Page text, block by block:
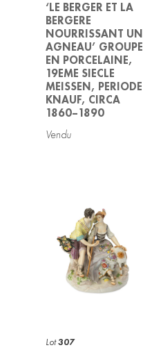
‘LE BERGER ET LA
BERGERE
NOURRISSANT UN
AGNEAU’ GROUPE
EN PORCELAINE,
19EME SIECLE
MEISSEN, PERIODE
KNAUF, CIRCA
1860–1890
Lot307